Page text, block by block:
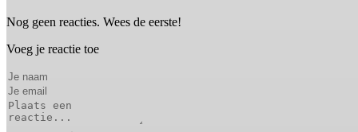
Nog geen reacties. Wees de eerste!
Voeg je reactie toe